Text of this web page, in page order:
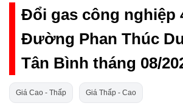
Đổi gas công nghiệp
Đường Phan Thúc
Tân Bình tháng 08/
Giá Cao - Thấp Giá Thấp - Cao